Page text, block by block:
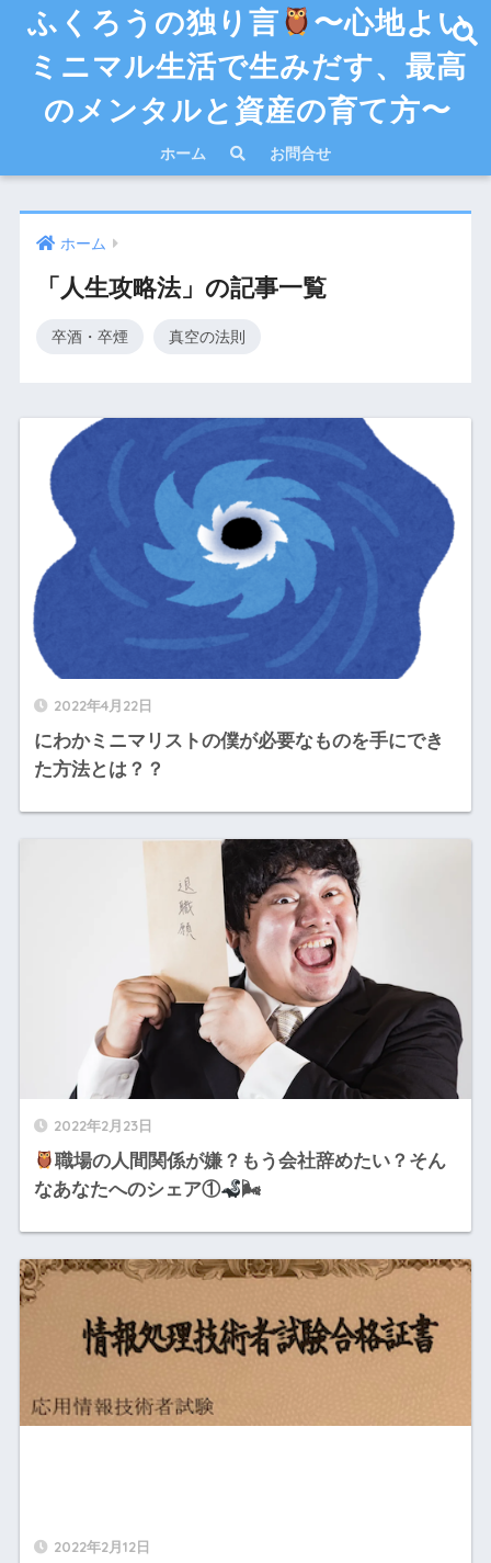
ふくろうの独り言
〜心地よい
ミニマル生活で生みだす、最高
のメンタルと資産の育て方〜
ホーム お問合せ
ホーム
「人生攻略法」の記事一覧
卒酒・卒煙 真空の法則
2022年4月22日
にわかミニマリストの僕が必要なものを手にでき
た方法とは？？
2022年2月23日
職場の人間関係が嫌？もう会社辞めたい？そん
なあなたへのシェア①
🌬
2022年2月12日